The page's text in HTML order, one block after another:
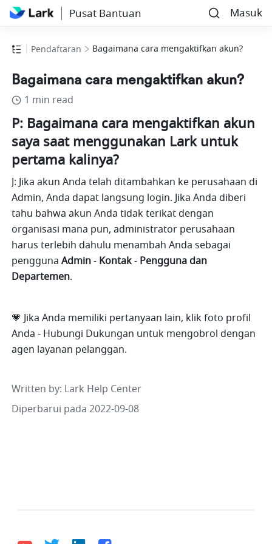
Pusat Bantuan Masuk
Pendaftaran Bagaimana cara mengaktifkan akun?
Bagaimana cara mengaktifkan akun?
1 min read
P: Bagaimana cara mengaktifkan akun
saya saat menggunakan Lark untuk
pertama kalinya?
J: Jika akun Anda telah ditambahkan ke perusahaan di
Admin, Anda dapat langsung login. Jika Anda diberi
tahu bahwa akun Anda tidak terikat dengan
organisasi mana pun, administrator perusahaan
harus terlebih dahulu menambah Anda sebagai
pengguna Admin - Kontak - Pengguna dan
Departemen.
💗 Jika Anda memiliki pertanyaan lain, klik foto profil
Anda - Hubungi Dukungan untuk mengobrol dengan
agen layanan pelanggan.
Written by: Lark Help Center
Diperbarui pada 2022-09-08